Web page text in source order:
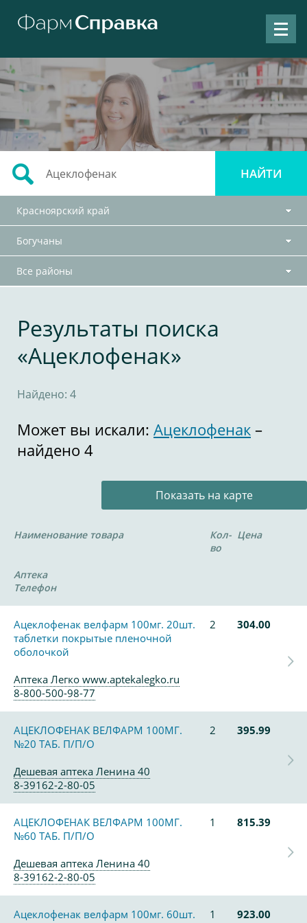
Красноярский край
Богучаны
Все районы
Результаты поиска
«Ацеклофенак»
Найдено: 4
Может вы искали: Ацеклофенак –
найдено 4
Показать на карте
Наименование товара
Кол-
во
Цена
Аптека
Телефон
Ацеклофенак велфарм 100мг. 20шт.
таблетки покрытые пленочной
оболочкой
2 304.00
Аптека Легко www.aptekalegko.ru
8-800-500-98-77
АЦЕКЛОФЕНАК ВЕЛФАРМ 100МГ.
№20 ТАБ. П/П/О
2 395.99
Дешевая аптека Ленина 40
8-39162-2-80-05
АЦЕКЛОФЕНАК ВЕЛФАРМ 100МГ.
№60 ТАБ. П/П/О
1 815.39
Дешевая аптека Ленина 40
8-39162-2-80-05
Ацеклофенак велфарм 100мг. 60шт.
1 923.00